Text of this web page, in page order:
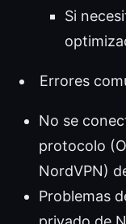
Si
Errores
No se
protocolo
NordVPN)
Problemas